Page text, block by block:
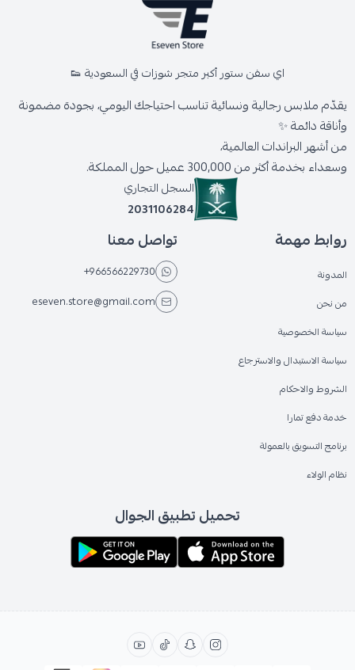
اي سفن ستور أكبر متجر شوزات في السعودية 👟
يقدّم ملابس رجالية ونسائية تناسب احتياجك اليومي، بجودة مضمونة
وأناقة دائمة ✨
من أشهر البراندات العالمية،
وسعداء بخدمة أكثر من 300,000 عميل حول المملكة.
السجل التجاري
2031106284
روابط مهمة
المدونة
من نحن
سياسة الخصوصية
سياسة الاستبدال والاسترجاع
الشروط والاحكام
خدمة دفع تمارا
برنامج التسويق بالعمولة
نظام الولاء
تواصل معنا
+966566229730
eseven.store@gmail.com
تحميل تطبيق الجوال